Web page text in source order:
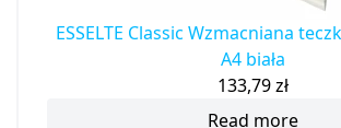
ESSELTE Classic Wzmacniana
A4 biała
133,79zł
Read more